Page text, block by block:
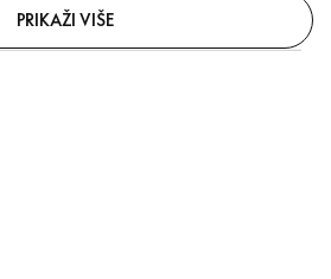
PRIKAŽI VIŠE